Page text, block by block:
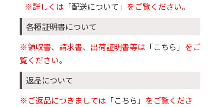
※詳しくは 「配送について」 をご覧ください。
各種証明書について
※領収書、請求書、出荷証明書等は 「こちら」 をご
覧ください。
返品について
※ご返品につきましては 「こちら」 をご覧くださ